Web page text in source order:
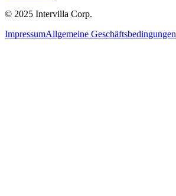
© 2025 Intervilla Corp.
ImpressumAllgemeine Geschäftsbedingungen